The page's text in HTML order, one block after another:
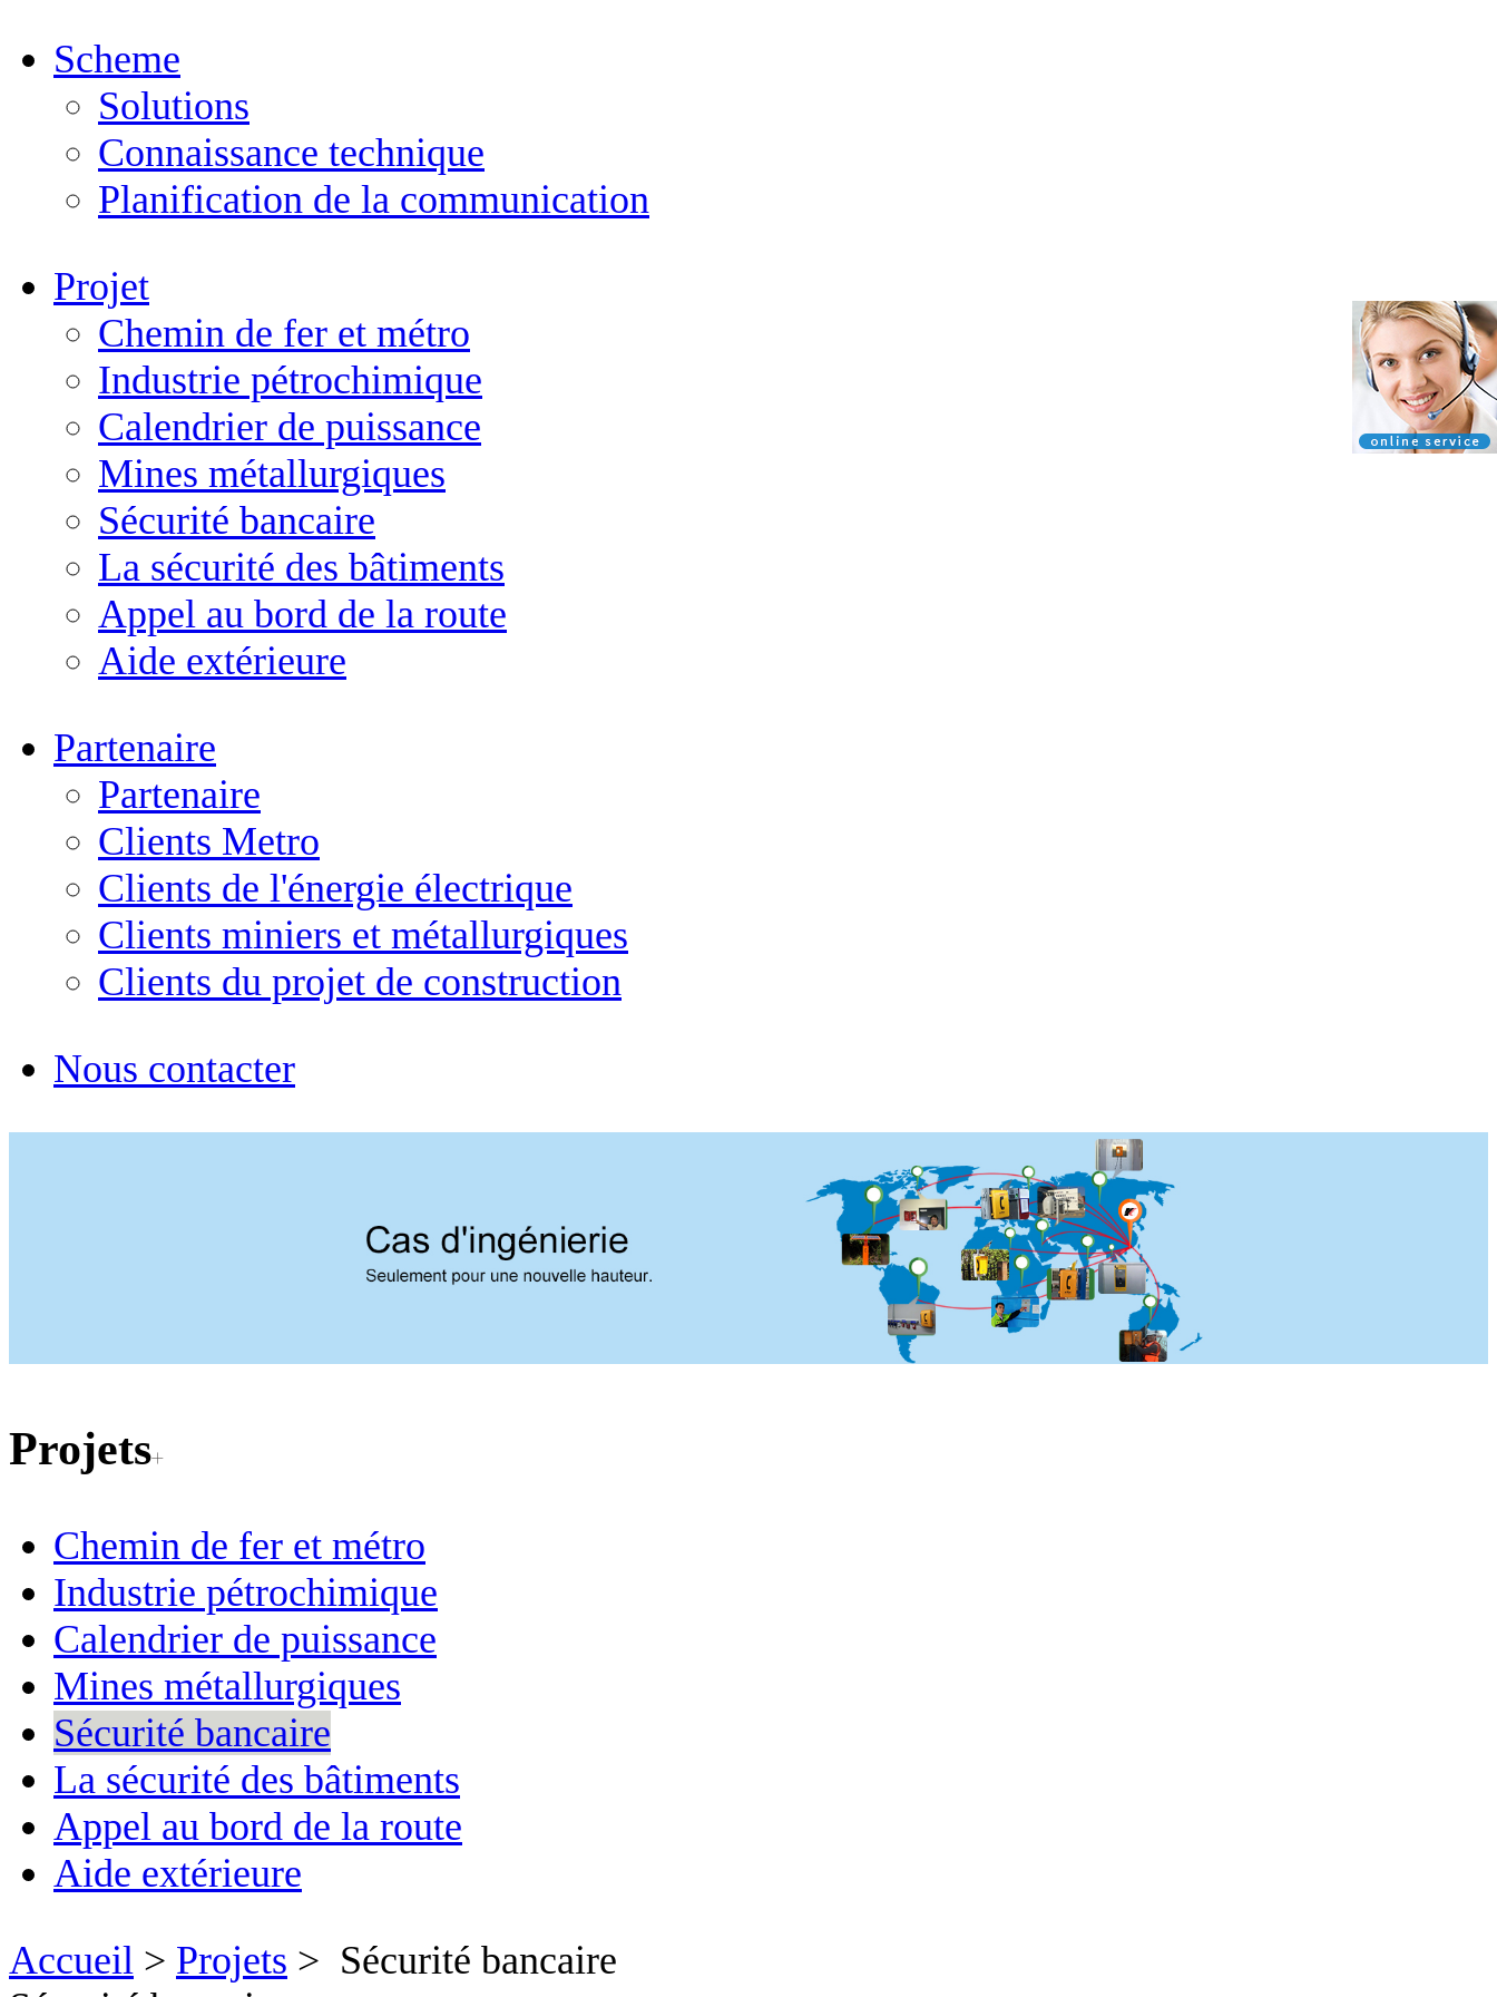
Scheme
Solutions
Connaissance technique
Planification de la communication
Projet
Chemin de fer et métro
Industrie pétrochimique
Calendrier de puissance
Mines métallurgiques
Sécurité bancaire
La sécurité des bâtiments
Appel au bord de la route
Aide extérieure
Partenaire
Partenaire
Clients Metro
Clients de l'énergie électrique
Clients miniers et métallurgiques
Clients du projet de construction
Nous contacter
Projets
Chemin de fer et métro
Industrie pétrochimique
Calendrier de puissance
Mines métallurgiques
Sécurité bancaire
La sécurité des bâtiments
Appel au bord de la route
Aide extérieure
Accueil > Projets > Sécurité bancaire